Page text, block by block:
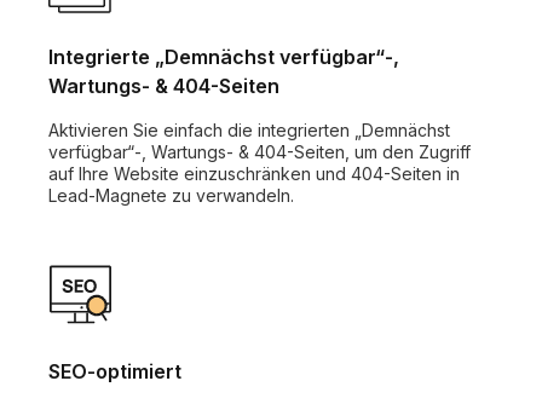
Integrierte „Demnächst verfügbar“-,
Wartungs- & 404-Seiten
Aktivieren Sie einfach die integrierten „Demnächst
verfügbar“-, Wartungs- & 404-Seiten, um den Zugriff
auf Ihre Website einzuschränken und 404-Seiten in
Lead-Magnete zu verwandeln.
SEO-optimiert